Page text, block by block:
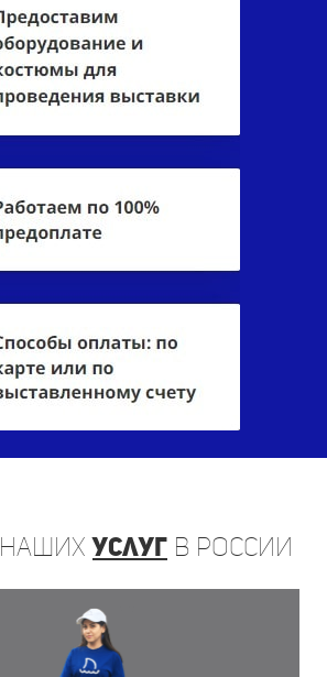
нашихуслуг в России